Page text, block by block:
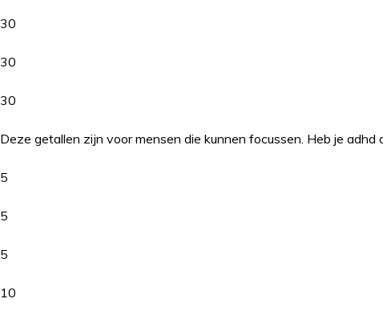
30
30
30
Deze getallen zijn voor mensen die kunnen focussen. Heb je
5
5
5
10